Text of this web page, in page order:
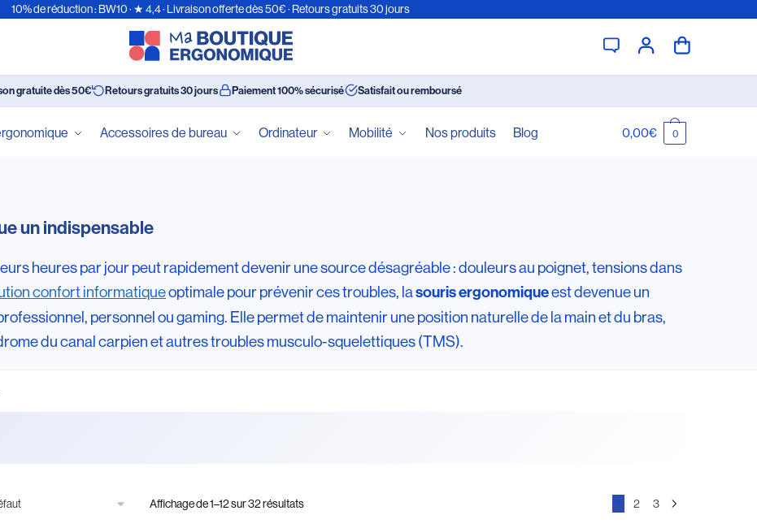
10% de réduction : BW10 · ★ 4,4 · Livraison offerte dès 50€ · Retours gratuits 30 jours
gratuite dès 50€ Retours gratuits 30 jours Paiement 100% sécurisé Satisfait ou remboursé
Accessoires de bureau Ordinateur Mobilité Nos produits Blog 0,00€ 0
un indispensable
heures par jour peut rapidement devenir une source désagréable : douleurs au poignet, tensions dans
confort informatiqueoptimale pour prévenir ces troubles, lasouris ergonomiqueest devenue un
personnel ou gaming. Elle permet de maintenir une position naturelle de la main et du bras,
du canal carpien et autres troubles musculo-squelettiques (TMS).
Affichage de 1–12 sur 32 résultats 1 2 3